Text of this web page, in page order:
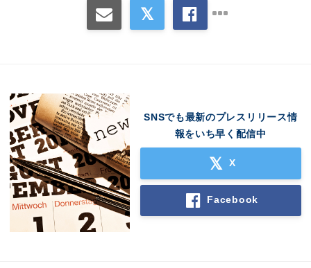
SNSでも最新のプレスリリース情
報をいち早く配信中
X
Facebook